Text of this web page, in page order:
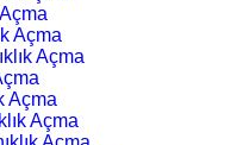
Açma
Açma
Açma
Açma